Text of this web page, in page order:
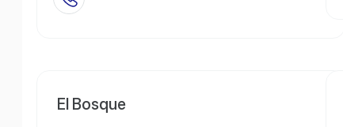
El Bosque